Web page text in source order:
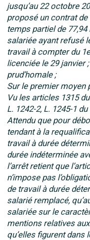
jusqu’au 22 octobre
proposé un contrat
temps partiel de
salariée ayant refusé
travail à compter du
licenciée le 29 janvier
prud’homale ;
Sur le premier moyen
Vu les articles 1315
L. 1242-2, L. 1245-1
Attendu que pour
tendant à la
travail à durée
durée indéterminée
l’arrêt retient que
n’impose pas
de travail à durée
salarié remplacé,
salariée sur le
mentions relatives
qu’elles figurent dans